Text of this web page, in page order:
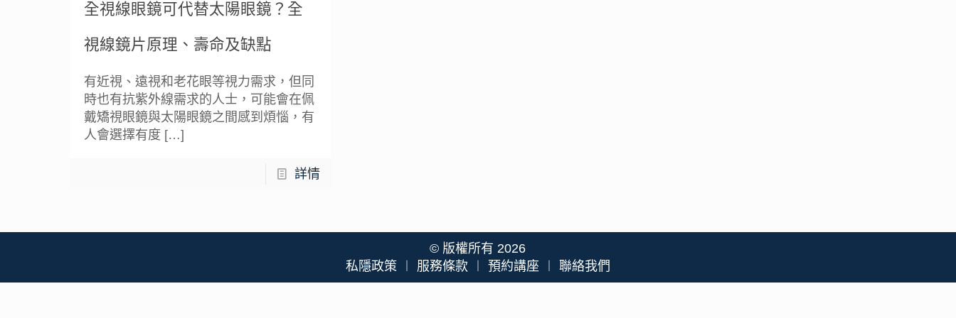
全視線眼鏡可代替太陽眼鏡？全
視線鏡片原理、壽命及缺點
有近視、遠視和老花眼等視力需求，但同
時也有抗紫外線需求的人士，可能會在佩
戴矯視眼鏡與太陽眼鏡之間感到煩惱，有
人會選擇有度 […]
詳情
© 版權所有 2026
私隱政策︱ 服務條款 預約講座 聯絡我們